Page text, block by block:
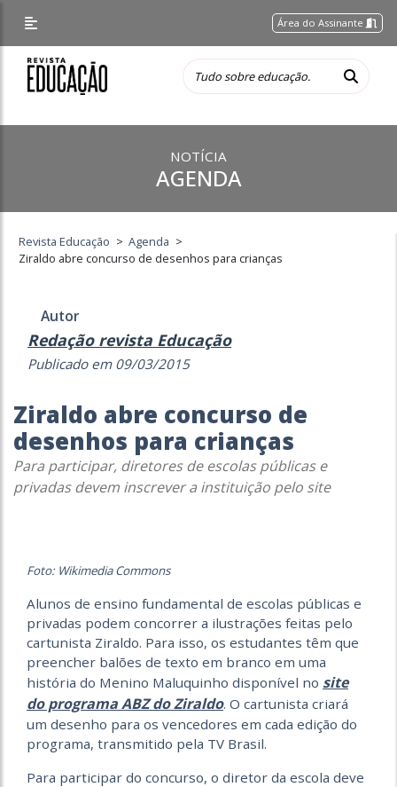
Área do Assinante
NOTÍCIA
AGENDA
Revista Educação > Agenda >
Ziraldo abre concurso de desenhos para crianças
Autor
Redação revista Educação
Publicado em 09/03/2015
Ziraldo abre concurso de
desenhos para crianças
Para participar, diretores de escolas públicas e
privadas devem inscrever a instituição pelo site
Foto: Wikimedia Commons
Alunos de ensino fundamental de escolas públicas e
privadas podem concorrer a ilustrações feitas pelo
cartunista Ziraldo. Para isso, os estudantes têm que
preencher balões de texto em branco em uma
história do Menino Maluquinho disponível no site
do programa ABZ do Ziraldo. O cartunista criará
um desenho para os vencedores em cada edição do
programa, transmitido pela TV Brasil.
Para participar do concurso, o diretor da escola deve